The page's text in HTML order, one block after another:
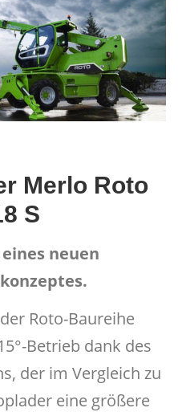
Merlo Roto
S
neuen
Roto-Baureihe
Betrieb dank des
der im Vergleich zu
eine größere